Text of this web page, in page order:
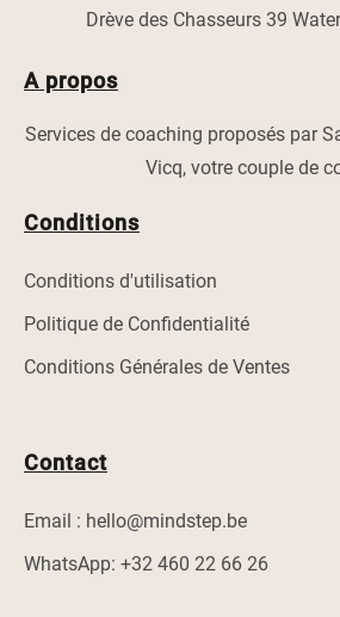
Drève des Chasseurs 39
A propos
Services de coaching proposés par
Vicq, votre couple de
Conditions
Conditions d'utilisation
Politique de Confidentialité
Conditions Générales de Ventes
Contact
Email : hello@mindstep.be
WhatsApp: +32 460 22 66 26